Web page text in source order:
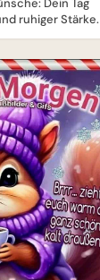
Dein Tag
ruhiger Stärke.